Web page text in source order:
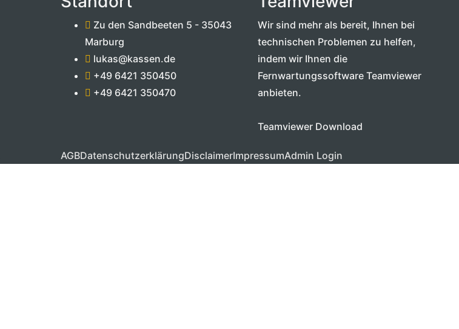
Zu den Sandbeeten 5 - 35043
Marburg
lukas@kassen.de
+49 6421 350450
+49 6421 350470
Wir sind mehr als bereit, Ihnen bei
technischen Problemen zu helfen,
indem wir Ihnen die
Fernwartungssoftware Teamviewer
anbieten.
Teamviewer Download
AGBDatenschutzerklärungDisclaimerImpressumAdmin Login